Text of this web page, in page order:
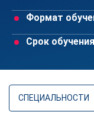
Формат
Срок
СПЕЦИАЛЬНОСТИ